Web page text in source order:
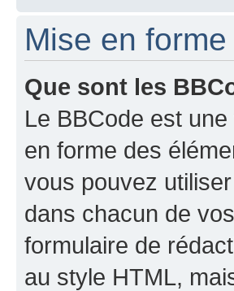
Mise en
Que sont les
Le BBCode est
en forme des
vous pouvez
dans chacun de
formulaire de
au style HTML,